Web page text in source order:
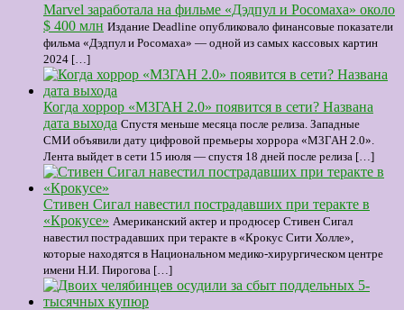
Marvel заработала на фильме «Дэдпул и Росомаха» около
$ 400 млн Издание Deadline опубликовало финансовые показатели
фильма «Дэдпул и Росомаха» — одной из самых кассовых картин
2024 […]
Когда хоррор «М3ГАН 2.0» появится в сети? Названа
дата выхода Спустя меньше месяца после релиза. Западные
СМИ объявили дату цифровой премьеры хоррора «М3ГАН 2.0».
Лента выйдет в сети 15 июля — спустя 18 дней после релиза […]
Стивен Сигал навестил пострадавших при теракте в
«Крокусе» Американский актер и продюсер Стивен Сигал
навестил пострадавших при теракте в «Крокус Сити Холле»,
которые находятся в Национальном медико-хирургическом центре
имени Н.И. Пирогова […]